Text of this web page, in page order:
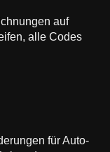
auf
alle Codes
für Auto-